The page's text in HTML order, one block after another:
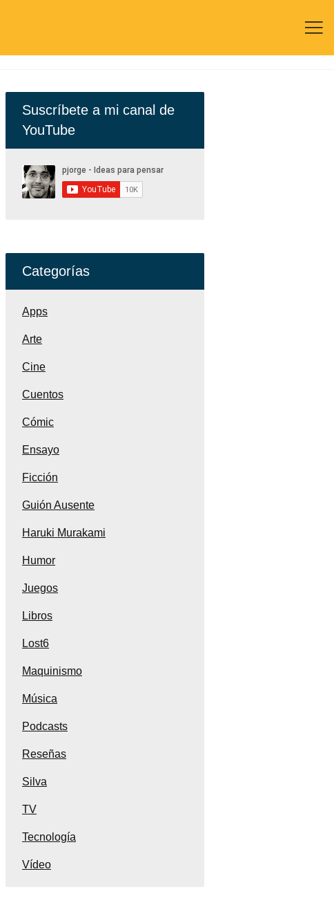

Suscríbete a mi canal de
YouTube
Categorías
Apps
Arte
Cine
Cuentos
Cómic
Ensayo
Ficción
Guión Ausente
Haruki Murakami
Humor
Juegos
Libros
Lost6
Maquinismo
Música
Podcasts
Reseñas
Silva
TV
Tecnología
Vídeo